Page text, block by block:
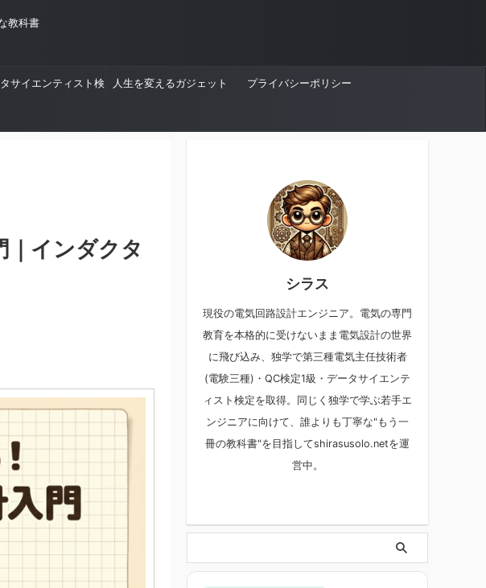
教科書
サイエンティスト検 人生を変えるガジェット プライバシーポリシー
｜インダクタ
シラス
現役の電気回路設計エンジニア。電気の専門
教育を本格的に受けないまま電気設計の世界
に飛び込み、独学で第三種電気主任技術者
(電験三種)・QC検定1級・データサイエンテ
ィスト検定を取得。同じく独学で学ぶ若手エ
ンジニアに向けて、誰よりも丁寧な"もう一
冊の教科書"を目指してshirasusolo.netを運
営中。